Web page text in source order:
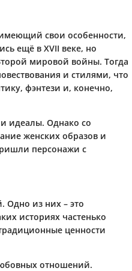
свои особенности,
ещё в XVII веке, но
мировой войны. Тогда
и стилями, что
фэнтези и, конечно,
идеалы. Однако со
женских образов и
персонажи с
Одно из них – это
историях частенько
ценности
отношений.